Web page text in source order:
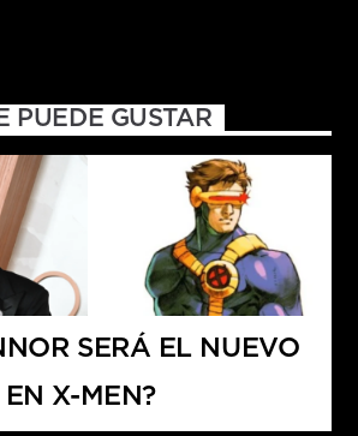
PUEDE GUSTAR
SERÁ EL NUEVO
X-MEN?